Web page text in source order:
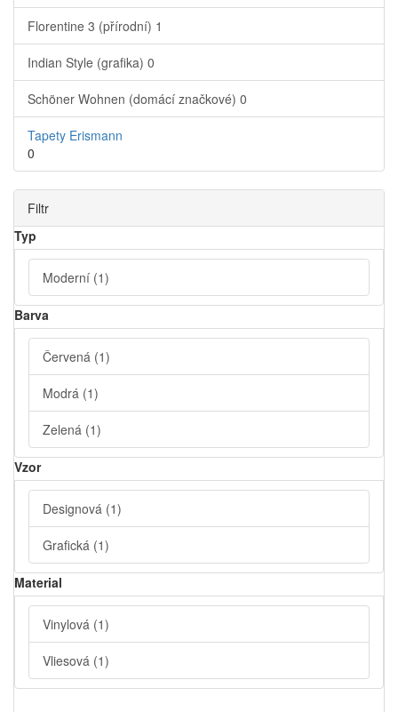
Florentine 3 (přírodní) 1
Indian Style (grafika) 0
Schöner Wohnen (domácí značkové) 0
Tapety Erismann
0
Filtr
Typ
Moderní (1)
Barva
Červená (1)
Modrá (1)
Zelená (1)
Vzor
Designová (1)
Grafická (1)
Material
Vinylová (1)
Vliesová (1)